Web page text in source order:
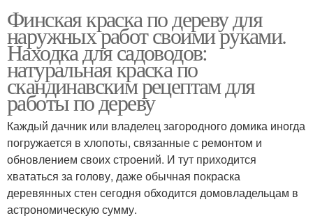
работ
Шведская краска
Известковая краска Краска из сажи
Вечная краска Краска для дерева
Финская краска по дереву для
наружных работ своими руками.
Находка для садоводов:
натуральная краска по
скандинавским рецептам для
работы по дереву
Каждый дачник или владелец загородного домика иногда
погружается в хлопоты, связанные с ремонтом и
обновлением своих строений. И тут приходится
хвататься за голову, даже обычная покраска
деревянных стен сегодня обходится домовладельцам в
астрономическую сумму.